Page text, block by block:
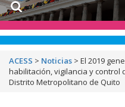
ACESS > Noticias > El 2019
habilitación, vigilancia y
Distrito Metropolitano de Quito